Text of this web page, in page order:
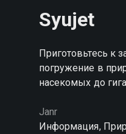
Syujet
Приготовьтесь к
погружение в
насекомых до
Janr
Информация,